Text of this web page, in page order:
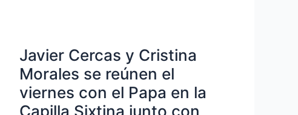
Javier Cercas y Cristina
Morales se reúnen el
viernes con el Papa en la
Capilla Sixtina junto con